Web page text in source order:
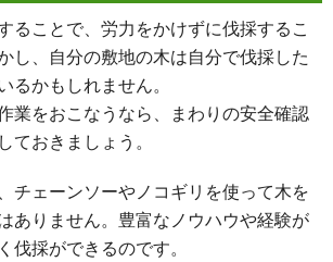
ることで、労力をかけずに伐採するこ
し、自分の敷地の木は自分で伐採した
るかもしれません。
業をおこなうなら、まわりの安全確認
ておきましょう。
チェーンソーやノコギリを使って木を
ありません。豊富なノウハウや経験が
伐採ができるのです。